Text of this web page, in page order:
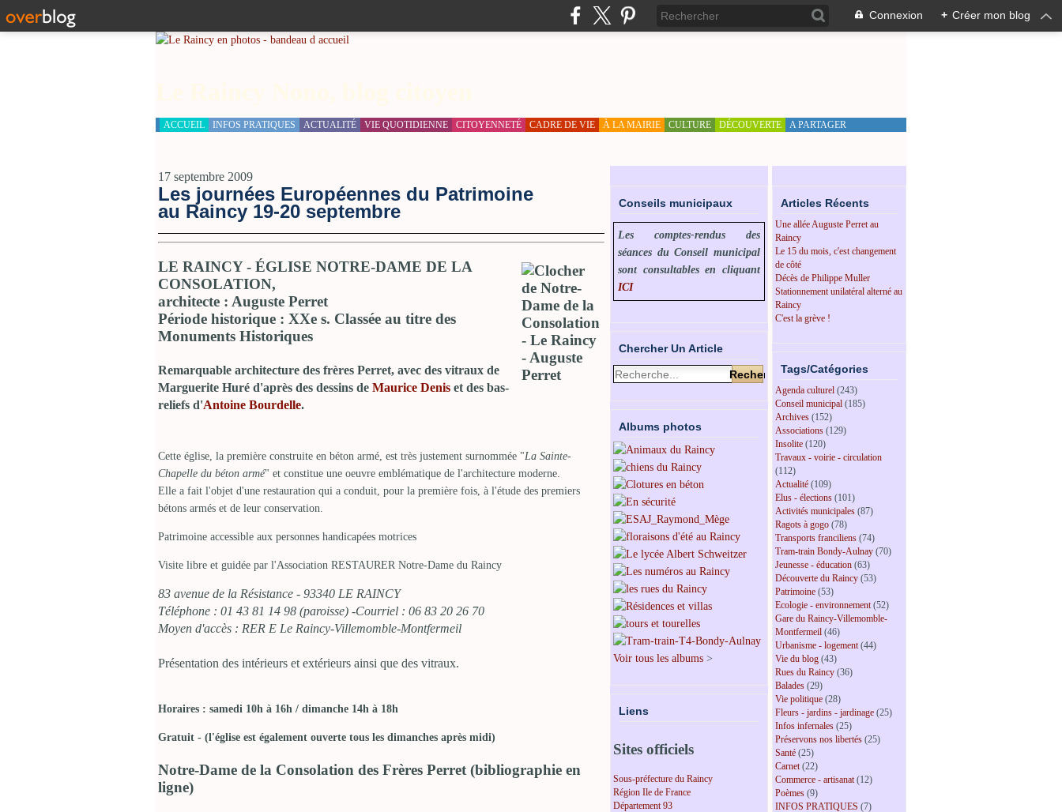
Connexion + Créer mon blog
ACCUEIL INFOS PRATIQUES ACTUALITÉ VIE QUOTIDIENNE CITOYENNETÉ CADRE DE VIE À LA MAIRIE CULTURE DÉCOUVERTE A PARTAGER
17 septembre 2009
Les journées Européennes du Patrimoine
au Raincy 19-20 septembre
LE RAINCY - ÉGLISE NOTRE-DAME DE LA
CONSOLATION,
architecte : Auguste Perret
Période historique : XXe s. Classée au titre des
Monuments Historiques
Remarquable architecture des frères Perret, avec des vitraux de
Marguerite Huré d'après des dessins de Maurice Denis et des bas-
reliefs d'Antoine Bourdelle.
Cette église, la première construite en béton armé, est très justement surnommée "La Sainte-
Chapelle du béton armé" et constitue une oeuvre emblématique de l'architecture moderne.
Elle a fait l'objet d'une restauration qui a conduit, pour la première fois, à l'étude des premiers
bétons armés et de leur conservation.
Patrimoine accessible aux personnes handicapées motrices
Visite libre et guidée par l'Association RESTAURER Notre-Dame du Raincy
83 avenue de la Résistance - 93340 LE RAINCY
Téléphone : 01 43 81 14 98 (paroisse) -Courriel : 06 83 20 26 70
Moyen d'accès : RER E Le Raincy-Villemomble-Montfermeil
Présentation des intérieurs et extérieurs ainsi que des vitraux.
Horaires : samedi 10h à 16h / dimanche 14h à 18h
Gratuit - (l'église est également ouverte tous les dimanches après midi)
Notre-Dame de la Consolation des Frères Perret (bibliographie en
ligne)
Conseils municipaux
Les comptes-rendus des
séances du Conseil municipal
sont consultables en cliquant
ICI
Chercher Un Article
Albums photos
Voir tous les albums >
Liens
Sites officiels
Sous-préfecture du Raincy
Région Ile de France
Département 93
Articles Récents
Une allée Auguste Perret au
Raincy
Le 15 du mois, c'est changement
de côté
Décès de Philippe Muller
Stationnement unilatéral alterné au
Raincy
C'est la grève !
Tags/Catégories
Agenda culturel (243)
Conseil municipal (185)
Archives (152)
Associations (129)
Insolite (120)
Travaux - voirie - circulation
(112)
Actualité (109)
Elus - élections (101)
Activités municipales (87)
Ragots à gogo (78)
Transports franciliens (74)
Tram-train Bondy-Aulnay (70)
Jeunesse - éducation (63)
Découverte du Raincy (53)
Patrimoine (53)
Ecologie - environnement(52)
Gare du Raincy-Villemomble-
Montfermeil (46)
Urbanisme - logement(44)
Vie du blog (43)
Rues du Raincy (36)
Balades (29)
Vie politique (28)
Fleurs - jardins - jardinage (25)
Infos infernales (25)
Préservons nos libertés (25)
Santé (25)
Carnet(22)
Commerce - artisanat(12)
Poèmes (9)
INFOS PRATIQUES (7)